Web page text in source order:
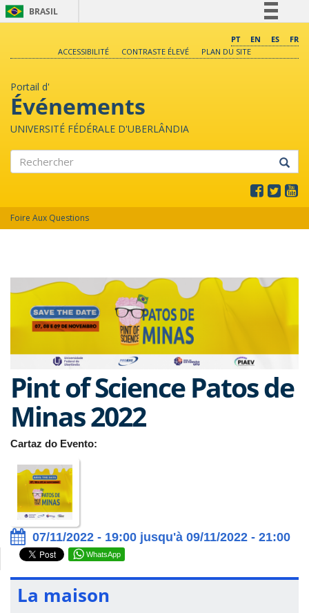
BRASIL
Comunica BR
PT EN ES
FR
ACCESSIBILITÉ
CONTRASTE ÉLEVÉ PLAN DU SITE
Portail d'
Événements
UNIVERSITÉ FÉDÉRALE D'UBERLÂNDIA
Foire Aux Questions
Pint of Science Patos de
Minas 2022
Cartaz do Evento:
07/11/2022 - 19:00 jusqu'à 09/11/2022 - 21:00
WhatsApp
La maison